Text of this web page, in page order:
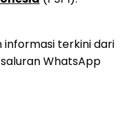
terkini dari
WhatsApp